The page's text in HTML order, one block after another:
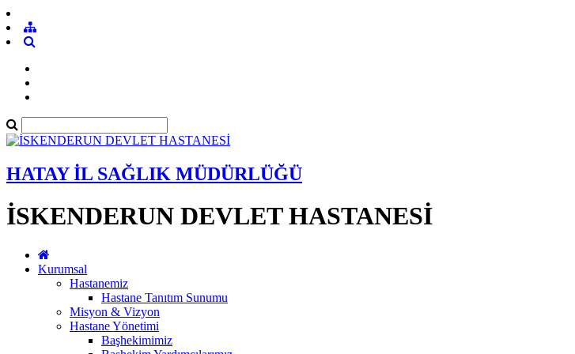
HATAY İL SAĞLIK MÜDÜRLÜĞÜ
İSKENDERUN DEVLET HASTANESİ
Kurumsal
Hastanemiz
Hastane Tanıtım Sunumu
Misyon & Vizyon
Hastane Yönetimi
Başhekimimiz